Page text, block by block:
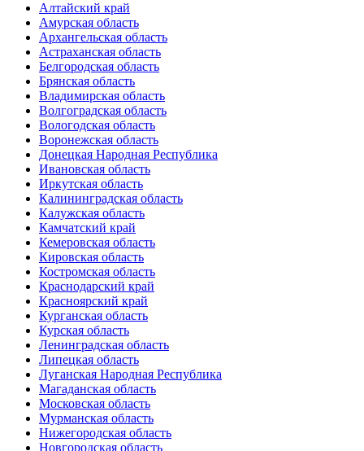
Алтайский край
Амурская область
Архангельская область
Астраханская область
Белгородская область
Брянская область
Владимирская область
Волгоградская область
Вологодская область
Воронежская область
Донецкая Народная Республика
Ивановская область
Иркутская область
Калининградская область
Калужская область
Камчатский край
Кемеровская область
Кировская область
Костромская область
Краснодарский край
Красноярский край
Курганская область
Курская область
Ленинградская область
Липецкая область
Луганская Народная Республика
Магаданская область
Московская область
Мурманская область
Нижегородская область
Новгородская область